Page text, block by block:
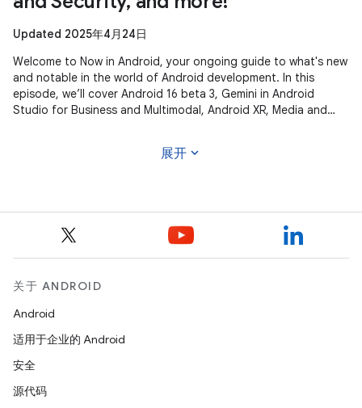
Updated 2025年4月24日
Welcome to Now in Android, your ongoing guide to what's new
and notable in the world of Android development. In this
episode, we’ll cover Android 16 beta 3, Gemini in Android
Studio for Business and Multimodal, Android XR, Media and
展开 expand_more
关于 ANDROID
Android
适用于企业的 Android
安全
源代码